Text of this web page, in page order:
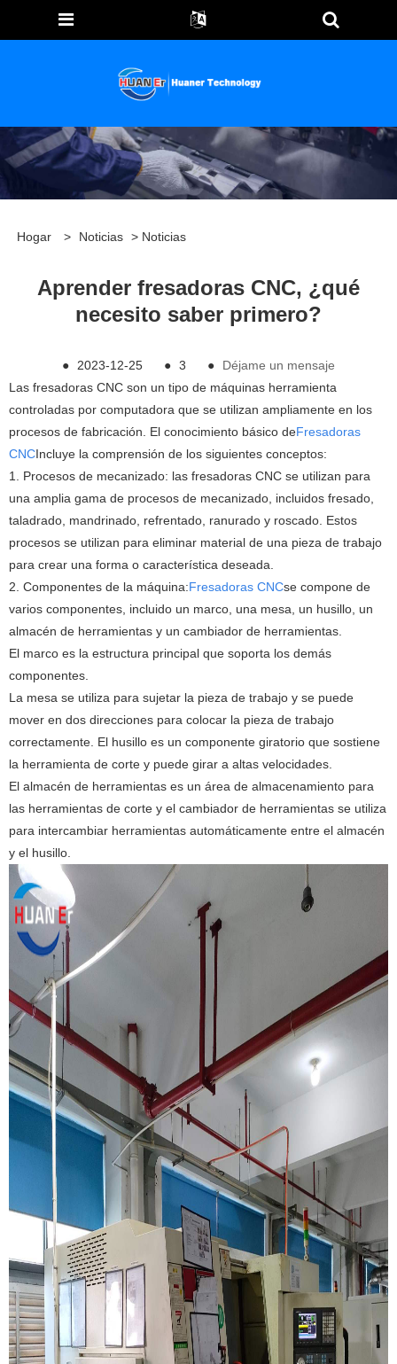
Hogar > Noticias > Noticias
Aprender fresadoras CNC, ¿qué
necesito saber primero?
● 2023-12-25 ● 3 ●
Déjame un mensaje
Las fresadoras CNC son un tipo de máquinas herramienta
controladas por computadora que se utilizan ampliamente en los
procesos de fabricación. El conocimiento básico deFresadoras
CNCIncluye la comprensión de los siguientes conceptos:
1. Procesos de mecanizado: las fresadoras CNC se utilizan para
una amplia gama de procesos de mecanizado, incluidos fresado,
taladrado, mandrinado, refrentado, ranurado y roscado. Estos
procesos se utilizan para eliminar material de una pieza de trabajo
para crear una forma o característica deseada.
2. Componentes de la máquina:Fresadoras CNCse compone de
varios componentes, incluido un marco, una mesa, un husillo, un
almacén de herramientas y un cambiador de herramientas.
El marco es la estructura principal que soporta los demás
componentes.
La mesa se utiliza para sujetar la pieza de trabajo y se puede
mover en dos direcciones para colocar la pieza de trabajo
correctamente. El husillo es un componente giratorio que sostiene
la herramienta de corte y puede girar a altas velocidades.
El almacén de herramientas es un área de almacenamiento para
las herramientas de corte y el cambiador de herramientas se utiliza
para intercambiar herramientas automáticamente entre el almacén
y el husillo.